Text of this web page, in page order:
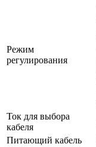
Режим
регулирования
Ток для выбора
кабеля
Питающий кабель